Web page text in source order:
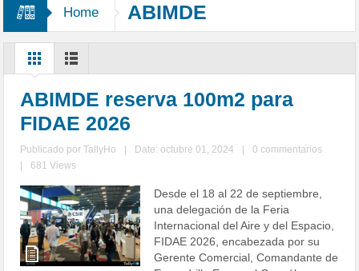
Home ABIMDE
ABIMDE reserva 100m2 para
FIDAE 2026
Publicado porTallyHo Date: octubre 01, 2024
0 commentarios
681 Views
Desde el 18 al 22 de septiembre,
una delegación de la Feria
Internacional del Aire y del Espacio,
FIDAE 2026, encabezada por su
Gerente Comercial, Comandante de